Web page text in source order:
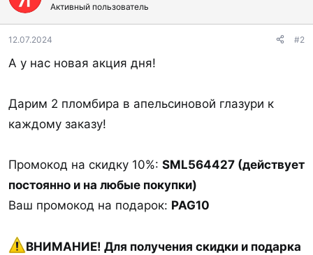
Активный пользователь
12.07.2024 #2
А у нас новая акция дня!
Дарим 2 пломбира в апельсиновой глазури к
каждому заказу!
Промокод на скидку 10%: SML564427 (действует
постоянно и на любые покупки)
Ваш промокод на подарок: PAG10
ВНИМАНИЕ! Для получения скидки и подарка